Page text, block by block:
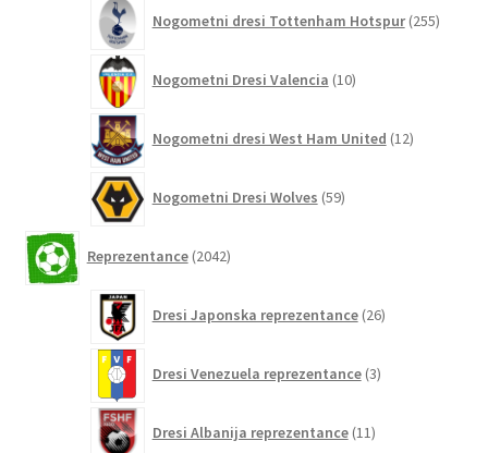
Nogometni dresi Tottenham Hotspur 255
Nogometni Dresi Valencia 10izdelkov
Nogometni dresi West Ham United 12izdelkov
Nogometni Dresi Wolves 59izdelkov
Reprezentance 2042izdelkov
Dresi Japonska reprezentance 26izdelkov
Dresi Venezuela reprezentance 3izdelki
Dresi Albanija reprezentance 11izdelkov